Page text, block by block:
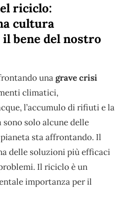
riciclo:
cultura
bene del nostro
unagrave crisi
climatici,
l’accumulo di rifiuti e la
solo alcune delle
sta affrontando. Il
delle soluzioni più efficaci
Il riciclo è un
importanza per il